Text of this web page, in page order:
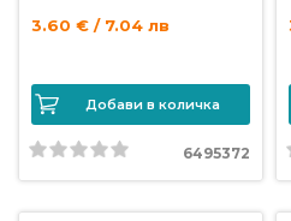
3.60 € / 7.04 лв
Добави в количка
6495372